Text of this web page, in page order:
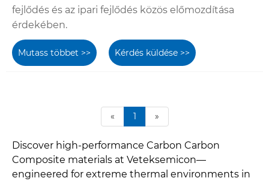
fejlődés és az ipari fejlődés közös előmozdítása
érdekében.
Mutass többet >> Kérdés küldése >>
« 1 »
Discover high-performance Carbon Carbon
Composite materials at Veteksemicon—
engineered for extreme thermal environments in